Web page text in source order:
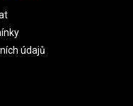
údajů